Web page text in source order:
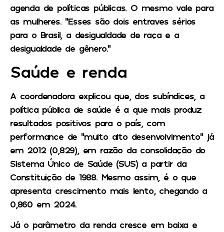
agenda de políticas públicas. O mesmo vale para
as mulheres. “Esses são dois entraves sérios
para o Brasil, a desigualdade de raça e a
desigualdade de gênero.”
Saúde e renda
A coordenadora explicou que, dos subíndices, a
política pública de saúde é a que mais produz
resultados positivos para o país, com
performance de “muito alto desenvolvimento” já
em 2012 (0,829), em razão da consolidação do
Sistema Único de Saúde (SUS) a partir da
Constituição de 1988. Mesmo assim, é o que
apresenta crescimento mais lento, chegando a
0,860 em 2024.
Já o parâmetro da renda cresce em baixa e